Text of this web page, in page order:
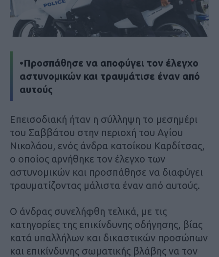
•Προσπάθησε να αποφύγει τον έλεγχο
αστυνομικών και τραυμάτισε έναν από
αυτούς
Επεισοδιακή ήταν η σύλληψη το μεσημέρι
του Σαββάτου στην περιοχή του Αγίου
Νικολάου, ενός άνδρα κατοίκου Καρδίτσας,
ο οποίος αρνήθηκε τον έλεγχο των
αστυνομικών και προσπάθησε να διαφύγει
τραυματίζοντας μάλιστα έναν από αυτούς.
Ο άνδρας συνελήφθη τελικά, με τις
κατηγορίες της επικίνδυνης οδήγησης, βίας
κατά υπαλλήλων και δικαστικών προσώπων
και επικίνδυνης σωματικής βλάβης να τον